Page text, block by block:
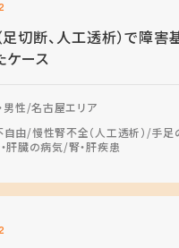
足切断、人工透析）で障
ケース
男性 名古屋エリア
自由 慢性腎不全（人工透析） 手足
肝臓の病気 腎・肝疾患